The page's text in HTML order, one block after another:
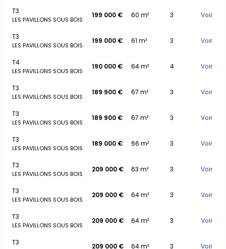
T3
LES PAVILLONS SOUS BOIS
199 000 € 60 m² 3 Voir
T3
LES PAVILLONS SOUS BOIS
199 000 € 61 m² 3 Voir
T4
LES PAVILLONS SOUS BOIS
190 000 € 64 m² 4 Voir
T3
LES PAVILLONS SOUS BOIS
189 900 € 67 m² 3 Voir
T3
LES PAVILLONS SOUS BOIS
189 900 € 67 m² 3 Voir
T3
LES PAVILLONS SOUS BOIS
189 000 € 66 m² 3 Voir
T3
LES PAVILLONS SOUS BOIS
209 000 € 63 m² 3 Voir
T3
LES PAVILLONS SOUS BOIS
209 000 € 64 m² 3 Voir
T3
LES PAVILLONS SOUS BOIS
209 000 € 64 m² 3 Voir
T3 209 000 € 64 m² 3 Voir